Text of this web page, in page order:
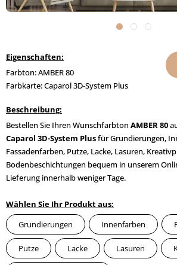
Eigenschaften:
Farbton: AMBER 80
Farbkarte: Caparol 3D-System Plus
Beschreibung:
Bestellen Sie Ihren Wunschfarbton AMBER 80
Caparol 3D-System Plusfür Grundierungen,
Fassadenfarben, Putze, Lacke, Lasuren,
Bodenbeschichtungen bequem in unserem
Lieferung innerhalb weniger Tage.
Wählen Sie Ihr Produkt aus:
Grundierungen
Innenfarben
Putze Lacke Lasuren